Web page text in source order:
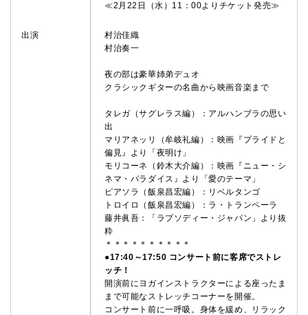
≪2月22日（水）11：00よりチケット発売≫
出演
村治佳織
村治奏一
夜の部は豪華姉弟デュオ
クラシックギターの名曲から映画音楽まで
タレガ （サグレラス編）
：アルハンブラの思い
出
マリアネッリ
（牟岐礼編）
：映画『プライドと
偏見』より「夜明け」
モリコーネ
（鈴木大介編）
：映画『ニュー・シ
ネマ・パラダイス』より「愛のテーマ」
ピアソラ
（飯泉昌宏編）
：リベルタンゴ
トロイロ
（飯泉昌宏編）
：ラ・トランペーラ
藤井眞吾：「ラプソディー・ジャパン」より抜
粋
＊＊＊＊＊＊＊＊＊＊
●17:40～17:50 コンサート前に客席でストレ
ッチ！
開演前にヨガインストラクターによる座ったま
まで可能なストレッチコーナーを開催。
コンサート前に一呼吸。身体を緩め、リラック